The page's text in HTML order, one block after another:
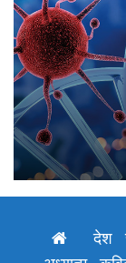
देश